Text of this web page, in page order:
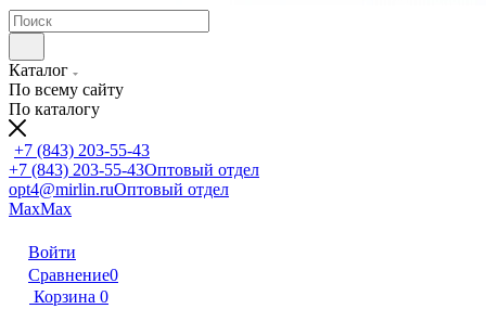
Каталог
По всему сайту
По каталогу
+7 (843) 203-55-43
+7 (843) 203-55-43Оптовый отдел
opt4@mirlin.ruОптовый отдел
MaxMax
Войти
Сравнение0
Корзина 0